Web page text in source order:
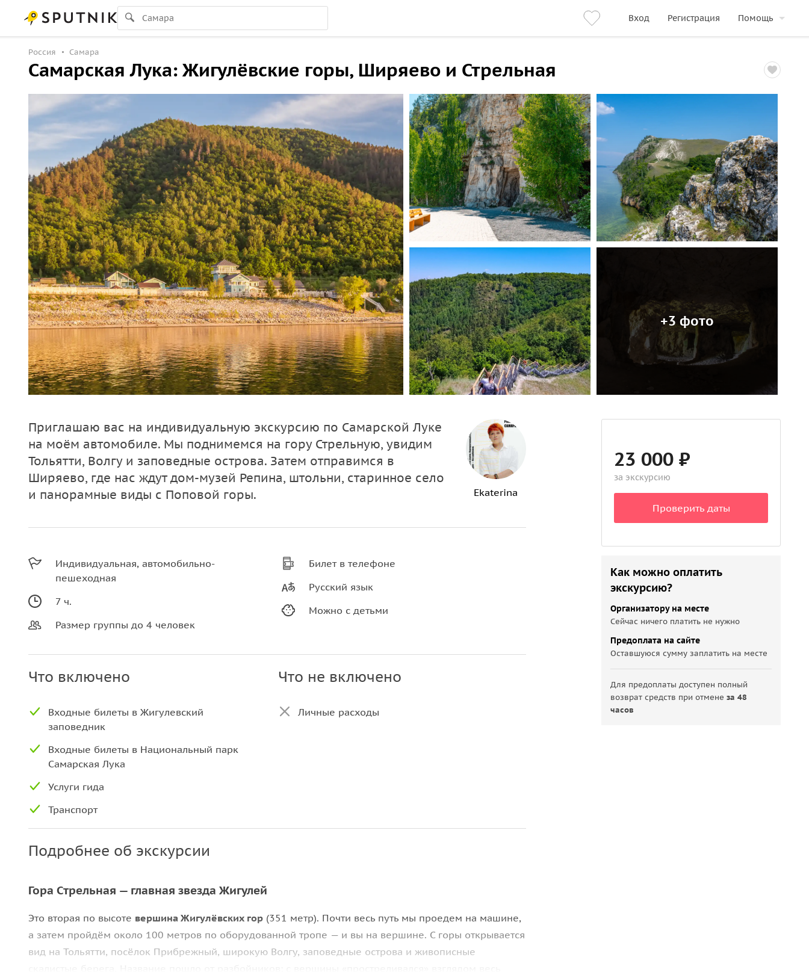
Вход Регистрация Помощь
Россия Самара
Самарская Лука: Жигулёвские горы, Ширяево и Стрельная
+3 фото
Приглашаю вас на индивидуальную экскурсию по Самарской Луке
на моём автомобиле. Мы поднимемся на гору Стрельную, увидим
Тольятти, Волгу и заповедные острова. Затем отправимся в
Ширяево, где нас ждут дом-музей Репина, штольни, старинное село
и панорамные виды с Поповой горы.
Ekaterina
Индивидуальная, автомобильно-
пешеходная
7 ч.
Размер группы до 4 человек
Билет в телефоне
Русский язык
Можно с детьми
Что включено
Входные билеты в Жигулевский
заповедник
Входные билеты в Национальный парк
Самарская Лука
Услуги гида
Транспорт
Что не включено
Личные расходы
Подробнее об экскурсии
Гора Стрельная — главная звезда Жигулей
Это вторая по высоте вершина Жигулёвских гор (351 метр). Почти весь путь мы проедем на машине,
а затем пройдём около 100 метров по оборудованной тропе — и вы на вершине. С горы открывается
вид на Тольятти, посёлок Прибрежный, широкую Волгу, заповедные острова и живописные
23 000 ₽
за экскурсию
Проверить даты
Как можно оплатить
экскурсию?
Организатору на месте
Сейчас ничего платить не нужно
Предоплата на сайте
Оставшуюся сумму заплатить на месте
Для предоплаты доступен полный
возврат средств при отменеза 48
часов